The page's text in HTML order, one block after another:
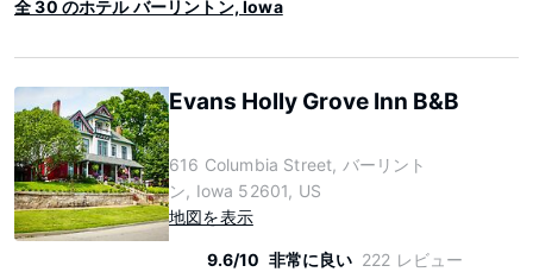
全 30 のホテル バーリントン, Iowa
Evans Holly Grove Inn B&B
616 Columbia Street, バーリント
ン, Iowa 52601, US
地図を表示
9.6/10 非常に良い 222 レビュー